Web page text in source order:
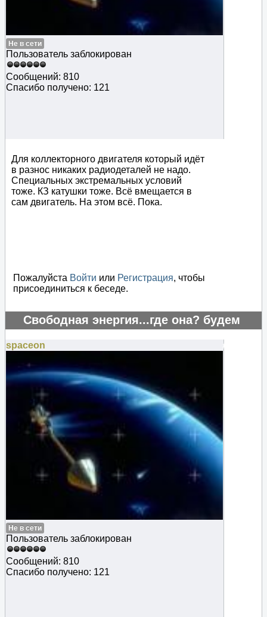
Не в сети
Пользователь заблокирован
Сообщений: 810
Спасибо получено: 121
Для коллекторного двигателя который идёт
в разнос никаких радиодеталей не надо.
Специальных экстремальных условий
тоже. КЗ катушки тоже. Всё вмещается в
сам двигатель. На этом всё. Пока.
Пожалуйста Войти или Регистрация, чтобы
присоединиться к беседе.
Свободная энергия...где она? будем
искать..
#125898
spaceon
Не в сети
Пользователь заблокирован
Сообщений: 810
Спасибо получено: 121